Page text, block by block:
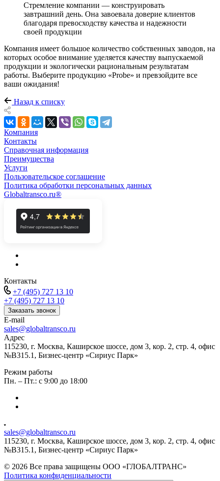
Стремление компании — конструировать
завтрашний день. Она завоевала доверие клиентов
благодаря превосходству качества и надежности
своей продукции
Компания имеет большое количество собственных заводов, на
которых особое внимание уделяется качеству выпускаемой
продукции и экологически рациональным результатам
работы. Выберите продукцию «Probe» и превзойдите все
ваши ожидания!
Назад к списку
Компания
Контакты
Справочная информация
Преимущества
Услуги
Пользовательское соглашение
Политика обработки персональных данных
Globaltransco.ru®
Контакты
+7 (495) 727 13 10
+7 (495) 727 13 10
Заказать звонок
E-mail
sales@globaltransco.ru
Адрес
115230, г. Москва, Каширское шоссе, дом 3, кор. 2, стр. 4, офис
№В315.1, Бизнес-центр «Сириус Парк»
Режим работы
Пн. – Пт.: с 9:00 до 18:00
sales@globaltransco.ru
115230, г. Москва, Каширское шоссе, дом 3, кор. 2, стр. 4, офис
№В315.1, Бизнес-центр «Сириус Парк»
© 2026 Все права защищены ООО «ГЛОБАЛТРАНС»
Политика конфиденциальности